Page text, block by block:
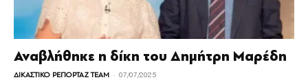
Αναβλήθηκε η δίκη του Δημήτρη Μαρέδη
ΔΙΚΑΣΤΙΚΟ ΡΕΠΟΡΤΑΖ TEAM - 07/07/2025